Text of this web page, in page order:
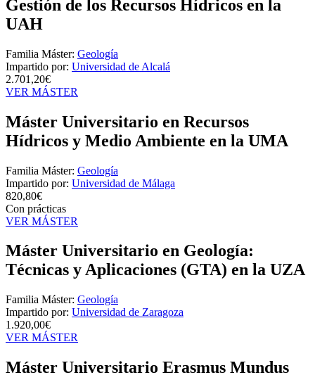
Gestión de los Recursos Hídricos en la
UAH
Familia Máster: Geología
Impartido por: Universidad de Alcalá
2.701,20€
VER MÁSTER
Máster Universitario en Recursos
Hídricos y Medio Ambiente en la UMA
Familia Máster: Geología
Impartido por: Universidad de Málaga
820,80€
Con prácticas
VER MÁSTER
Máster Universitario en Geología:
Técnicas y Aplicaciones (GTA) en la UZA
Familia Máster: Geología
Impartido por: Universidad de Zaragoza
1.920,00€
VER MÁSTER
Máster Universitario Erasmus Mundus